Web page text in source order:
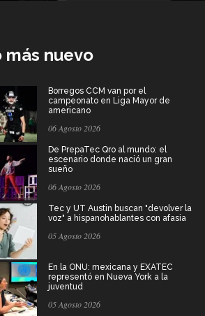
más nuevo
Borregos CCM van por el
campeonato en Liga Mayor de
americano
06 Agosto 2026
De PrepaTec Qro al mundo: el
escenario donde nació un gran
sueño
06 Agosto 2026
Tec y UT Austin buscan "devolver la
voz" a hispanohablantes con afasia
05 Agosto 2026
En la ONU: mexicana y EXATEC
representó en Nueva York a la
juventud
05 Agosto 2026